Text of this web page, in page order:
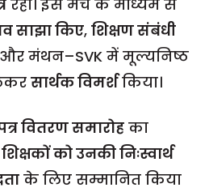
रहा। इस मंच के माध्यम से
साझा किए, शिक्षण संबंधी
और मंथन–SVK में मूल्यनिष्ठ
सार्थक विमर्शकिया।
वितरण समारोहका
शिक्षकों को उनकी निःस्वार्थ
के लिए सम्मानित किया